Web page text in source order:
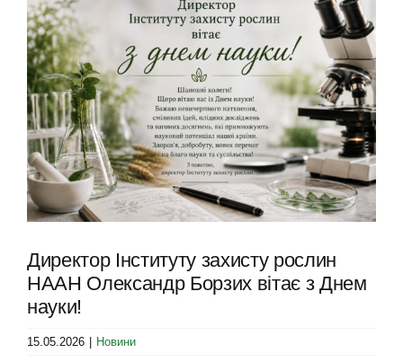
Larger
Image
Директор Інституту захисту рослин
НААН Олександр Борзих вітає з Днем
науки!
15.05.2026 | Новини